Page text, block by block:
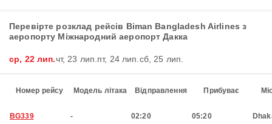
Перевірте розклад рейсів Biman Bangladesh Airlines з
аеропорту Міжнародний аеропорт Дакка
ср, 22 лип.чт, 23 лип. пт, 24 лип. сб, 25 лип.
Номер рейсу Модель літака Відправлення Прибуває
BG339 - 02:20 05:20